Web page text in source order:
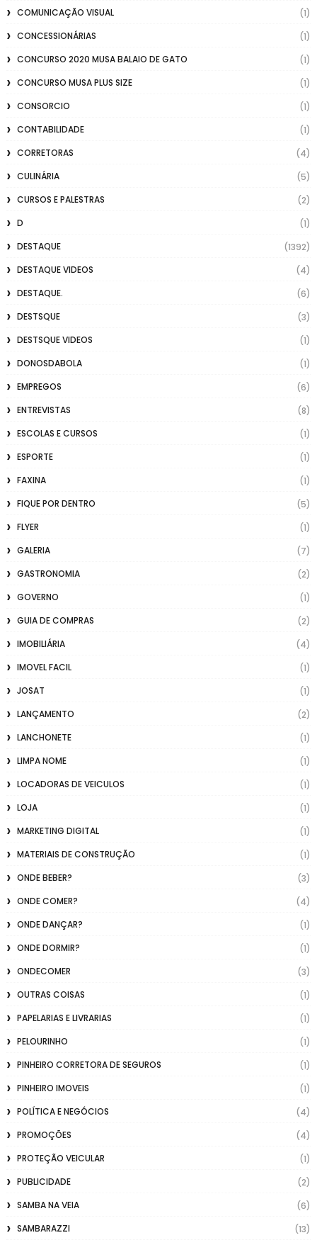
COMUNICAÇÃO VISUAL
(1)
CONCESSIONÁRIAS
(1)
CONCURSO 2020 MUSA BALAIO DE GATO
(1)
CONCURSO MUSA PLUS SIZE
(1)
CONSORCIO
(1)
CONTABILIDADE
(1)
CORRETORAS
(4)
CULINÁRIA
(5)
CURSOS E PALESTRAS
(2)
D
(1)
DESTAQUE
(1392)
DESTAQUE VIDEOS
(4)
DESTAQUE.
(6)
DESTSQUE
(3)
DESTSQUE VIDEOS
(1)
DONOSDABOLA
(1)
EMPREGOS
(6)
ENTREVISTAS
(8)
ESCOLAS E CURSOS
(1)
ESPORTE
(1)
FAXINA
(1)
FIQUE POR DENTRO
(5)
FLYER
(1)
GALERIA
(7)
GASTRONOMIA
(2)
GOVERNO
(1)
GUIA DE COMPRAS
(2)
IMOBILIÁRIA
(4)
IMOVEL FACIL
(1)
JOSAT
(1)
LANÇAMENTO
(2)
LANCHONETE
(1)
LIMPA NOME
(1)
LOCADORAS DE VEICULOS
(1)
LOJA
(1)
MARKETING DIGITAL
(1)
MATERIAIS DE CONSTRUÇÃO
(1)
ONDE BEBER?
(3)
ONDE COMER?
(4)
ONDE DANÇAR?
(1)
ONDE DORMIR?
(1)
ONDECOMER
(3)
OUTRAS COISAS
(1)
PAPELARIAS E LIVRARIAS
(1)
PELOURINHO
(1)
PINHEIRO CORRETORA DE SEGUROS
(1)
PINHEIRO IMOVEIS
(1)
POLÍTICA E NEGÓCIOS
(4)
PROMOÇÕES
(4)
PROTEÇÃO VEICULAR
(1)
PUBLICIDADE
(2)
SAMBA NA VEIA
(6)
SAMBARAZZI
(13)